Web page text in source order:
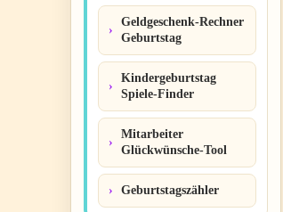
Geldgeschenk-Rechner
Geburtstag
Kindergeburtstag
Spiele-Finder
Mitarbeiter
Glückwünsche-Tool
Geburtstagszähler